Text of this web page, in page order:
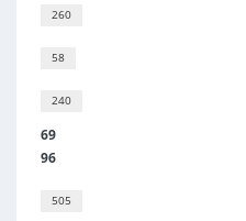
260
58
240
69
96
505